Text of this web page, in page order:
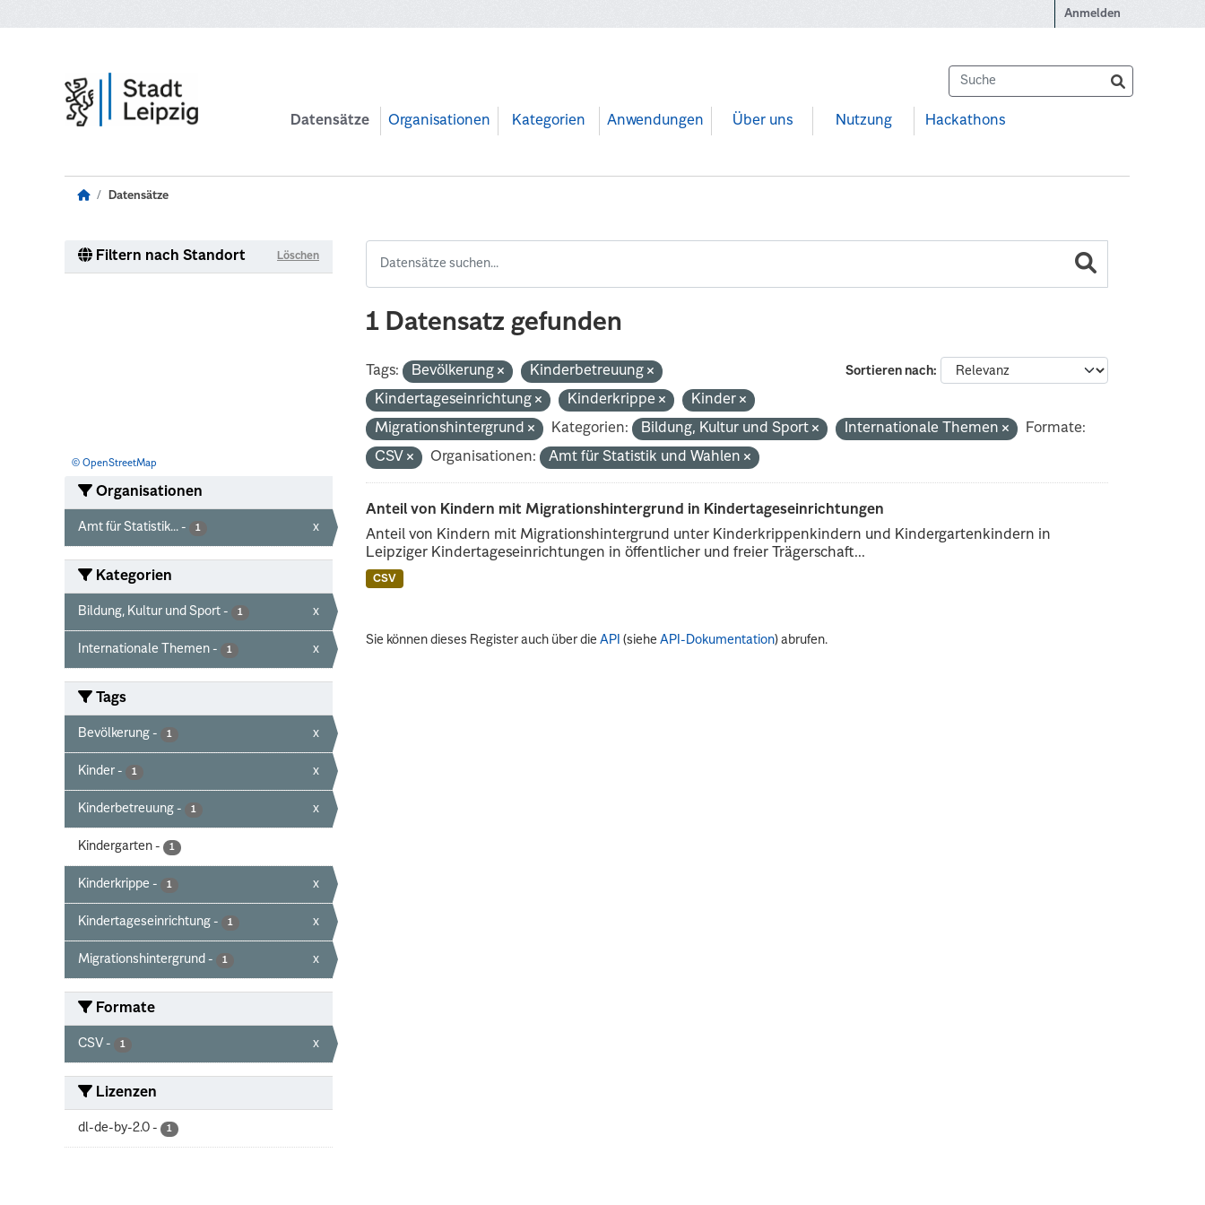
Anmelden
Datensätze Organisationen Kategorien Anwendungen Über uns Nutzung Hackathons
Datensätze
Filtern nach Standort Löschen
© OpenStreetMap
Organisationen
Amt für Statistik... - 1 x
Kategorien
Bildung, Kultur und Sport - 1 x
Internationale Themen - 1 x
Tags
Bevölkerung - 1 x
Kinder - 1 x
Kinderbetreuung - 1 x
Kindergarten - 1
Kinderkrippe - 1 x
Kindertageseinrichtung - 1 x
Migrationshintergrund - 1 x
Formate
CSV - 1 x
Lizenzen
dl-de-by-2.0 - 1
1 Datensatz gefunden
Sortieren nach
Tags: Bevölkerung
Kinderbetreuung
Kindertageseinrichtung
Kinderkrippe
Kinder
Migrationshintergrund
Kategorien: Bildung, Kultur und Sport Internationale Themen
Formate:
CSV
Organisationen: Amt für Statistik und Wahlen
Anteil von Kindern mit Migrationshintergrund in Kindertageseinrichtungen
Anteil von Kindern mit Migrationshintergrund unter Kinderkrippenkindern und Kindergartenkindern in
Leipziger Kindertageseinrichtungen in öffentlicher und freier Trägerschaft...
CSV
Sie können dieses Register auch über dieAPI (sieheAPI-Dokumentation) abrufen.